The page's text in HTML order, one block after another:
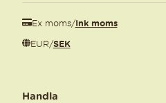
Ex moms/Ink moms
EUR/SEK
Handla